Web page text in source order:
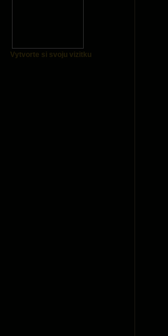
Vytvorte si svoju vizitku